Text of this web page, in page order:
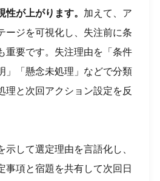
性が上がります。 加えて、ア
ージを可視化し、失注前に条
重要です。失注理由を「条件
」「懸念未処理」などで分類
理と次回アクション設定を反
示して選定理由を言語化し、
事項と宿題を共有して次回日